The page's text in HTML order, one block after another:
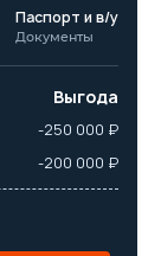
Паспорт и в/у
Документы
Выгода
-250 000 ₽
-200 000 ₽